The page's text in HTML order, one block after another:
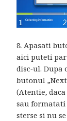
8. Apasati
aici puteti
disc-ul. Dupa
butonul
(Atentie,
sau
sterse si nu